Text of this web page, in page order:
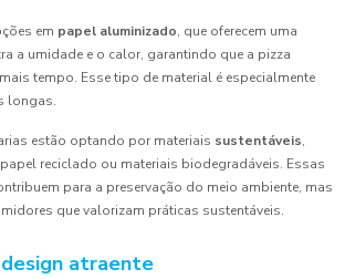
em papel aluminizado, que oferecem uma
a umidade e o calor, garantindo que a pizza
tempo. Esse tipo de material é especialmente
longas.
estão optando por materiais sustentáveis,
reciclado ou materiais biodegradáveis. Essas
para a preservação do meio ambiente, mas
que valorizam práticas sustentáveis.
atraente